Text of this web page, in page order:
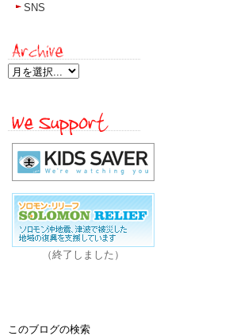
SNS
（終了しました）
このブログの検索